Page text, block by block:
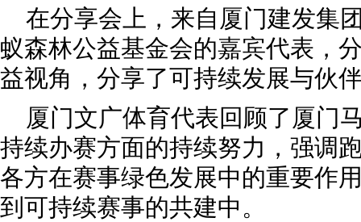
在分享会上，来自厦门建发集
蚁森林公益基金会的嘉宾代表，
益视角，分享了可持续发展与伙
厦门文广体育代表回顾了厦门
持续办赛方面的持续努力，强调
各方在赛事绿色发展中的重要作
到可持续赛事的共建中。